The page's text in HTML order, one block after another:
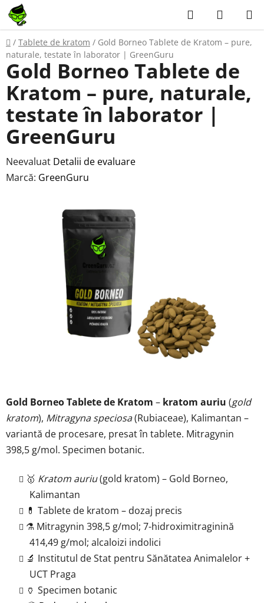
Treci
conținut
Căutare
DE
Acasă
/ Tablete de kratom / Gold Borneo Tablete de Kratom – pure,
naturale, testate în laborator | GreenGuru
Gold Borneo Tablete de Kratom – kratom auriu (gold
kratom), Mitragyna speciosa(Rubiaceae), Kalimantan –
variantă de procesare, presat în tablete. Mitragynin
398,5 g/mol. Specimen botanic.
🥇 Kratom auriu(gold kratom) – Gold Borneo,
Kalimantan
💊 Tablete de kratom – dozaj precis
⚗️ Mitragynin 398,5 g/mol; 7-hidroximitraginină
414,49 g/mol; alcaloizi indolici
🔬 Institutul de Stat pentru Sănătatea Animalelor +
UCT Praga
🏺 Specimen botanic
Gold Borneo Tablete de
Kratom – pure, naturale,
testate în laborator |
GreenGuru
Evaluarea
medie
Neevaluat Detalii de evaluare
Marcă: GreenGuru